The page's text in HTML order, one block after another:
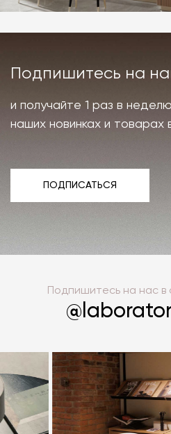
Подпишитесь на
и получайте 1 раз в
наших новинках и товарах
ПОДПИСАТЬСЯ
Подпишитесь на нас в